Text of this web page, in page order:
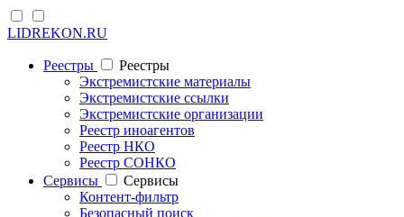
LIDREKON.RU
Реестры
Реестры
Экстремистские материалы
Экстремистские ссылки
Экстремистские организации
Реестр иноагентов
Реестр НКО
Реестр СОНКО
Cервисы
Cервисы
Контент-фильтр
Безопасный поиск